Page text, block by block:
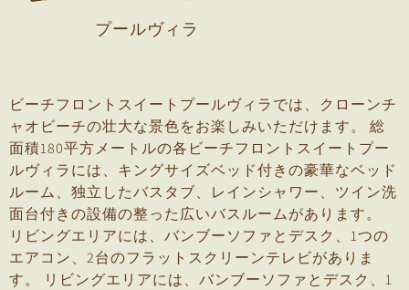
プールヴィラ
ビーチフロントスイートプールヴィラでは、クローンチ
ャオビーチの壮大な景色をお楽しみいただけます。 総
面積180平方メートルの各ビーチフロントスイートプー
ルヴィラには、キングサイズベッド付きの豪華なベッド
ルーム、独立したバスタブ、レインシャワー、ツイン洗
面台付きの設備の整った広いバスルームがあります。
リビングエリアには、バンブーソファとデスク、1つの
エアコン、2台のフラットスクリーンテレビがありま
す。 リビングエリアには、バンブーソファとデスク、1